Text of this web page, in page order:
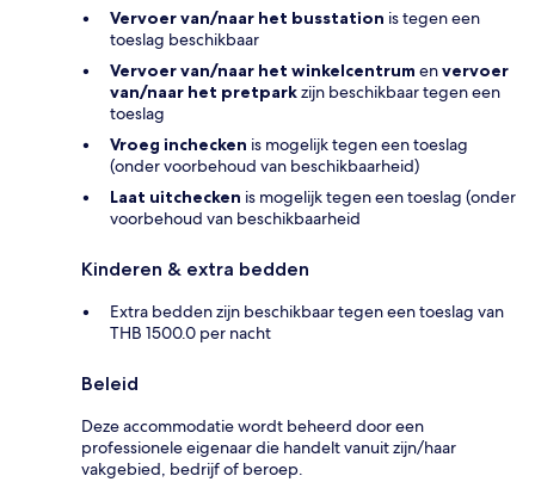
Vervoer van/naar het busstation is tegen een
toeslag beschikbaar
Vervoer van/naar het winkelcentrum envervoer
van/naar het pretparkzijn beschikbaar tegen een
toeslag
Vroeg inchecken is mogelijk tegen een toeslag
(onder voorbehoud van beschikbaarheid)
Laat uitchecken is mogelijk tegen een toeslag (onder
voorbehoud van beschikbaarheid
Kinderen & extra bedden
Extra bedden zijn beschikbaar tegen een toeslag van
THB 1500.0 per nacht
Beleid
Deze accommodatie wordt beheerd door een
professionele eigenaar die handelt vanuit zijn/haar
vakgebied, bedrijf of beroep.